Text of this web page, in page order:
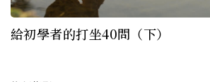
給初學者的打坐40問（下）